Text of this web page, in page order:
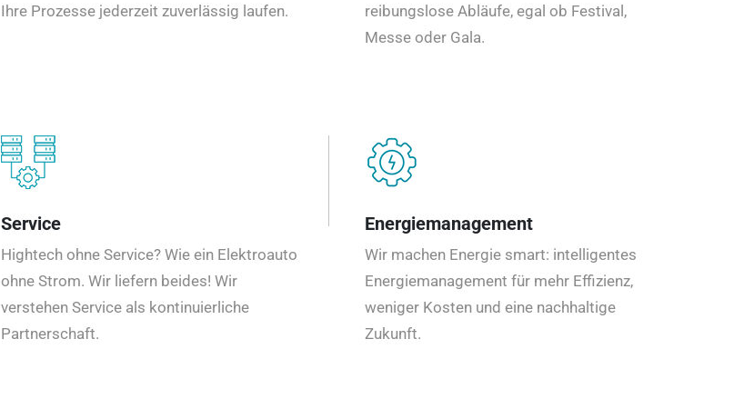
Ihre Prozesse jederzeit zuverlässig laufen.
reibungslose Abläufe, egal ob Festival,
Messe oder Gala.
Service
Hightech ohne Service? Wie ein Elektroauto
ohne Strom. Wir liefern beides! Wir
verstehen Service als kontinuierliche
Partnerschaft.
Energiemanagement
Wir machen Energie smart: intelligentes
Energiemanagement für mehr Effizienz,
weniger Kosten und eine nachhaltige
Zukunft.